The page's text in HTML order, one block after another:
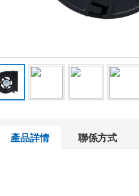
產品詳情 聯係方式